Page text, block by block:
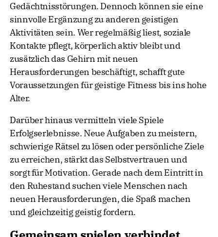
Gedächtnisstörungen. Dennoch können sie eine
sinnvolle Ergänzung zu anderen geistigen
Aktivitäten sein. Wer regelmäßig liest, soziale
Kontakte pflegt, körperlich aktiv bleibt und
zusätzlich das Gehirn mit neuen
Herausforderungen beschäftigt, schafft gute
Voraussetzungen für geistige Fitness bis ins hohe
Alter.
Darüber hinaus vermitteln viele Spiele
Erfolgserlebnisse. Neue Aufgaben zu meistern,
schwierige Rätsel zu lösen oder persönliche Ziele
zu erreichen, stärkt das Selbstvertrauen und
sorgt für Motivation. Gerade nach dem Eintritt in
den Ruhestand suchen viele Menschen nach
neuen Herausforderungen, die Spaß machen
und gleichzeitig geistig fordern.